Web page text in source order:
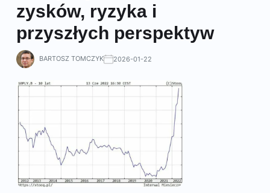
zysków, ryzyka i
przyszłych perspektyw
BARTOSZ TOMCZYK 2026-01-22